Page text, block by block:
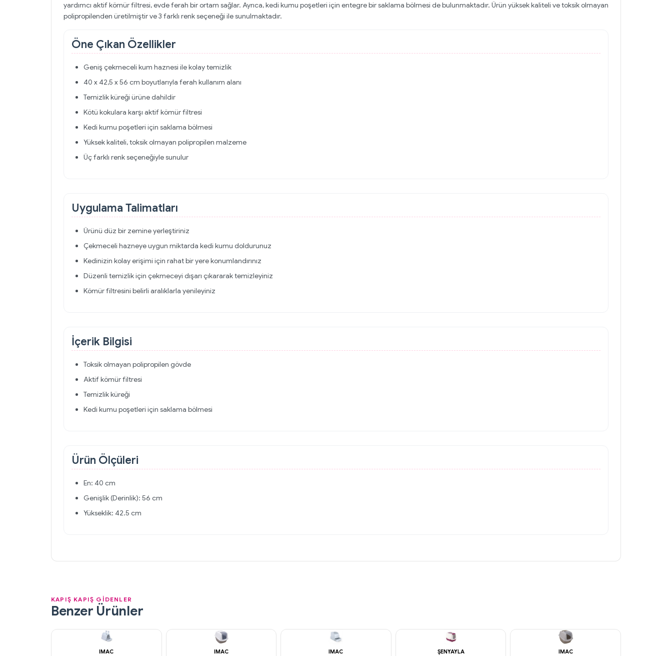
yardımcı aktif kömür filtresi, evde ferah bir ortam sağlar. Ayrıca, kedi kumu poşetleri için entegre bir saklama bölmesi de bulunmaktadır. Ürün yüksek kaliteli ve toksik olmayan
polipropilenden üretilmiştir ve 3 farklı renk seçeneği ile sunulmaktadır.
Öne Çıkan Özellikler
Geniş çekmeceli kum haznesi ile kolay temizlik
40 x 42,5 x 56 cm boyutlarıyla ferah kullanım alanı
Temizlik küreği ürüne dahildir
Kötü kokulara karşı aktif kömür filtresi
Kedi kumu poşetleri için saklama bölmesi
Yüksek kaliteli, toksik olmayan polipropilen malzeme
Üç farklı renk seçeneğiyle sunulur
Uygulama Talimatları
Ürünü düz bir zemine yerleştiriniz
Çekmeceli hazneye uygun miktarda kedi kumu doldurunuz
Kedinizin kolay erişimi için rahat bir yere konumlandırınız
Düzenli temizlik için çekmeceyi dışarı çıkararak temizleyiniz
Kömür filtresini belirli aralıklarla yenileyiniz
İçerik Bilgisi
Toksik olmayan polipropilen gövde
Aktif kömür filtresi
Temizlik küreği
Kedi kumu poşetleri için saklama bölmesi
Ürün Ölçüleri
En: 40 cm
Genişlik (Derinlik): 56 cm
Yükseklik: 42.5 cm
KAPIŞ KAPIŞ GİDENLER
Benzer Ürünler
IMAC IMAC IMAC ŞENYAYLA IMAC